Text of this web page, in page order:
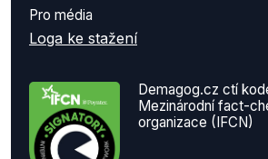
Pro média
Loga ke stažení
Demagog.cz ctí
Mezinárodní fact-
organizace (IFCN)